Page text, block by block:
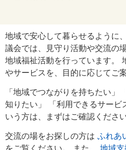
地域で安心して暮らせるように
議会では、見守り活動や交流の
地域福祉活動を行っています。
やサービスを、目的に応じてご
「地域でつながりを持ちたい」
知りたい」 「利用できるサービ
いう方は、まずはご確認ください
交流の場をお探しの方は ふれあ